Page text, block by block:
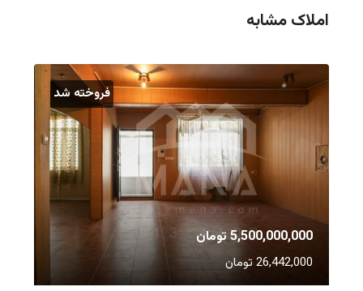
املاک مشابه
فروخته شد
5,500,000,000 تومان
26,442,000 تومان